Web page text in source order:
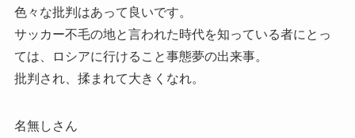
色々な批判はあって良いです。
サッカー不毛の地と言われた時代を知っている者にとっ
ては、ロシアに行けること事態夢の出来事。
批判され、揉まれて大きくなれ。
名無しさん